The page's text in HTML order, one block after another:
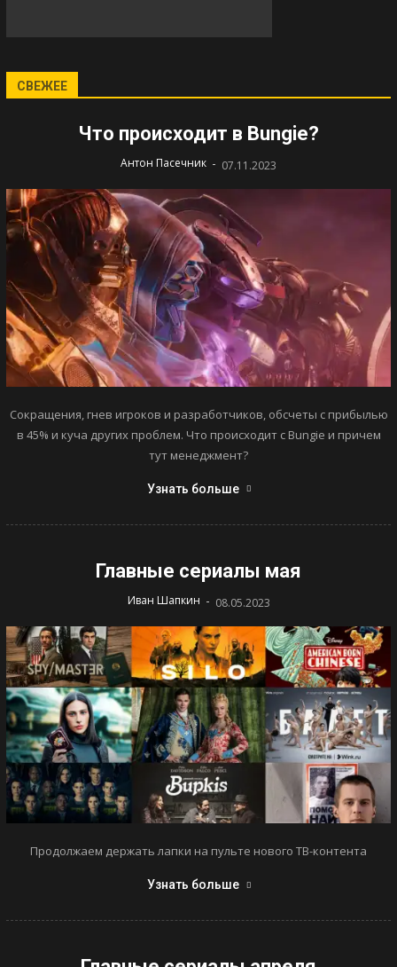
СВЕЖЕЕ
Что происходит в Bungie?
Антон Пасечник - 07.11.2023
Сокращения, гнев игроков и разработчиков, обсчеты с прибылью
в 45% и куча других проблем. Что происходит с Bungie и причем
тут менеджмент?
Узнать больше
Главные сериалы мая
Иван Шапкин - 08.05.2023
Продолжаем держать лапки на пульте нового ТВ-контента
Узнать больше